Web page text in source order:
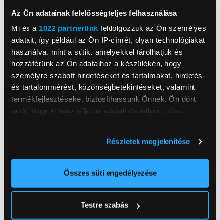
Az Ön adatainak felelősségteljes felhasználása
Mi és a 1022 partnerünk feldolgozzuk az Ön személyes
adatait, így például az Ön IP-címét, olyan technológiákat
használva, mint a sütik, amelyekkel tárolhatjuk és
hozzáférünk az Ön adataihoz a készülékén, hogy
személyre szabott hirdetéseket és tartalmakat, hirdetés-
és tartalommérést, közönségbetekintéseket, valamint
termékfejlesztéseket biztosíthassunk Önnek. Ön dönt
arról, hogy ki használja az adatait és milyen célra.
elhelyezkedéséről pár méteres pontossággal
Az Ön készülékén beazonosítása annak konkrét
módjairól és adja meg preferenciáit aRészletek
Részletek megjelenítése
Összes süti engedélyezése
Testre szabás
KARCHER SV 7
Gőztisztító
274 999 Ft
Karcher SC4 EasyFix
Gőztisztító (1.512-
630.0)
120 999 Ft